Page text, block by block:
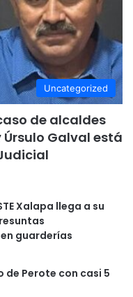
Uncategorized
de alcaldes
Galval está
Xalapa llega a su
guarderías
de Perote con casi 5